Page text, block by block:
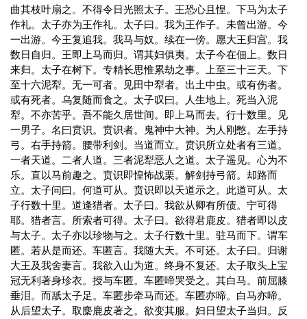
曲其枝叶扇之。不得令日光照太子。王恐心且惶。下马为太子
作礼。太子亦为王作礼。太子曰。我为王作子。未曾出游。今
一出游。今王复追我。我马与奴。续在一傍。愿大王归宫。我
数日自归。王即上马而归。谓其妇俱夷。太子今在佃上。数日
来归。太子在树下。专精长思惟累劫之事。上至三十三天。下
至十六泥犁。无一可者。见田中犁者。出土中虫。或有伤者。
或有死者。乌复随而食之。太子叹曰。人生地上。死当入泥
犁。不亦苦乎。吾不能久居世间。即上马而去。行十数里。见
一男子。名曰贲识。贲识者。鬼神中大神。为人刚憋。左手持
弓。右手持箭。腰带利剑。当道而立。贲识所立处者有三道。
一者天道。二者人道。三者泥犁恶人之道。太子遥见。心为不
乐。直以马前趣之。贲识即惶怖战栗。解剑持弓箭。却路而
立。太子问曰。何道可从。贲识即以天道示之。此道可从。太
子行数十里。道逢猎者。太子曰。我欲从卿有所债。宁可得
耶。猎者言。所索者可得。太子曰。欲得君鹿皮。猎者即以皮
与太子。太子亦以珍物与之。太子行数十里。驻马而下。谓车
匿。若从是而还。车匿言。我随大天。不可还。太子曰。归谢
大王及我舍妻言。我欲入山为道。终身不复还。太子取头上宝
冠无利著身珍衣。授与车匿。车匿啼哭受之。其白马。前屈膝
垂泪。而舐太子足。车匿步牵马而还。车匿亦啼。白马亦啼。
从后望太子。取麇鹿皮著之。欲变其服。妇日望太子当归。反